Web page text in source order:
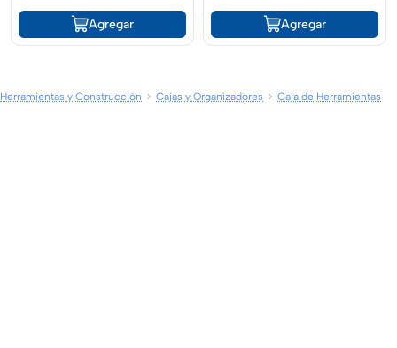
Agregar Agregar
Herramientas y Construcción Cajas y Organizadores Caja de Herramientas